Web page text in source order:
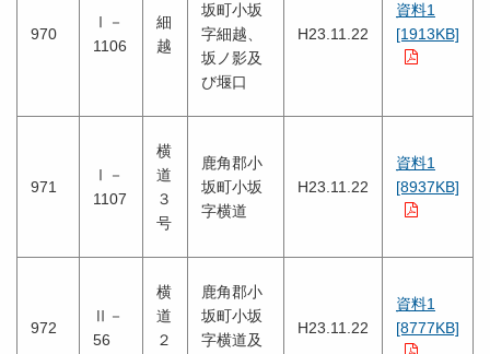
970
Ⅰ－
1106
細
越
坂町小坂
字細越、
坂ノ影及
び堰口
H23.11.22
資料1
[1913KB]
971
Ⅰ－
1107
横
道
３
号
鹿角郡小
坂町小坂
字横道
H23.11.22
資料1
[8937KB]
972
Ⅱ－
56
横
道
２
鹿角郡小
坂町小坂
字横道及
H23.11.22
資料1
[8777KB]